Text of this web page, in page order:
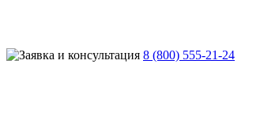
8 (800) 555-21-24